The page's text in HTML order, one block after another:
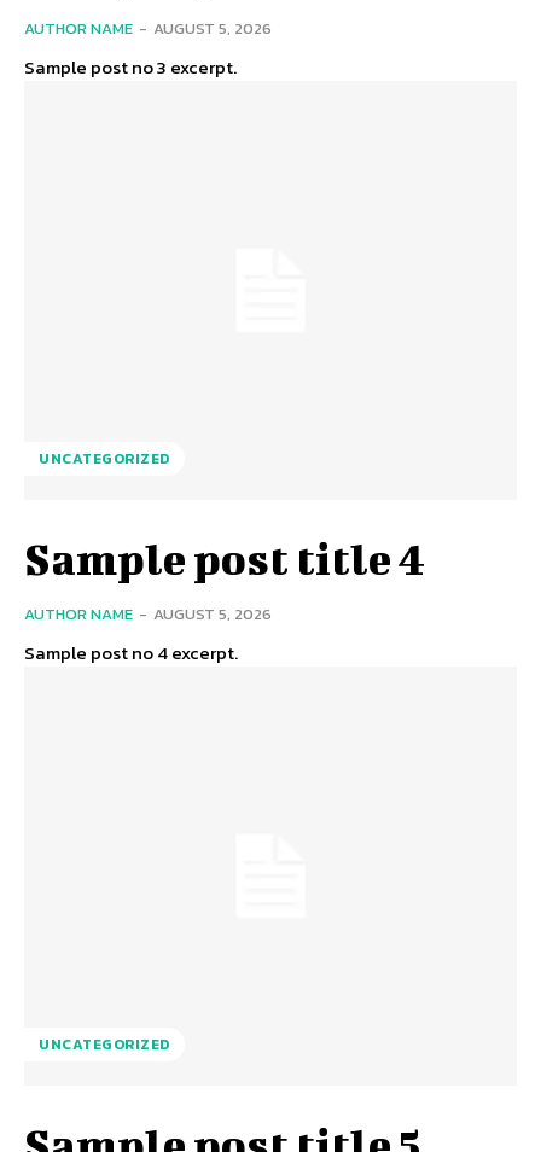
AUTHOR NAME - AUGUST 5, 2026
Sample post no 3 excerpt.
UNCATEGORIZED
Sample post title 4
AUTHOR NAME - AUGUST 5, 2026
Sample post no 4 excerpt.
UNCATEGORIZED